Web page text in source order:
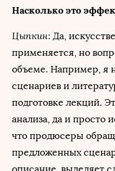
Насколько это
Цыпкин: Да,
применяется, но
объеме. Например, я
сценариев и
подготовке лекций.
анализа, да и просто
что продюсеры
предложенных